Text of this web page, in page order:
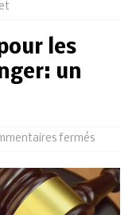
les
un
fermés